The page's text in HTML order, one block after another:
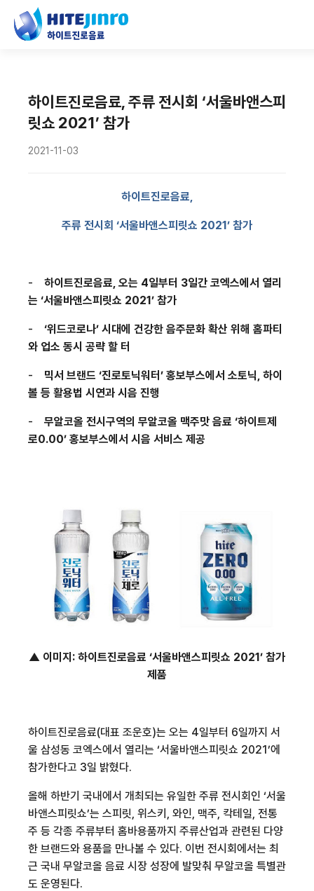
하이트진로음료, 주류 전시회 ‘서울바앤스피
릿쇼 2021’ 참가
2021-11-03
하이트진로음료,
주류 전시회 ‘서울바앤스피릿쇼 2021’ 참가
- 하이트진로음료, 오는 4일부터 3일간 코엑스에서 열리
는 ‘서울바앤스피릿쇼 2021’ 참가
-
‘위드코로나’ 시대에 건강한 음주문화 확산 위해 홈파티
와 업소 동시 공략 할 터
- 믹서 브랜드 ‘진로토닉워터’ 홍보부스에서 소토닉, 하이
볼 등 활용법 시연과 시음 진행
-
무알코올 전시구역의 무알코올 맥주맛 음료 ‘하이트제
로0.00’ 홍보부스에서 시음 서비스 제공
▲ 이미지 : 하이트진로음료 ‘서울바앤스피릿쇼 2021’ 참가
제품
하이트진로음료(대표 조운호)는 오는 4일부터 6일까지 서
울 삼성동 코엑스에서 열리는 ‘서울바앤스피릿쇼 2021’에
참가한다고 3일 밝혔다.
올해 하반기 국내에서 개최되는 유일한 주류 전시회인 ‘서울
바앤스피릿쇼’는 스피릿, 위스키 , 와인, 맥주, 칵테일, 전통
주 등 각종 주류부터 홈바용품까지 주류산업과 관련된 다양
한 브랜드와 용품을 만나볼 수 있다. 이번 전시회에서는 최
근 국내 무알코올 음료 시장 성장에 발맞춰 무알코올 특별관
도 운영된다.